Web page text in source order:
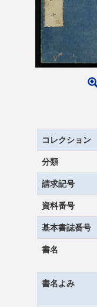
コレクション
分類
請求記号
資料番号
基本書誌番号
書名
書名よみ